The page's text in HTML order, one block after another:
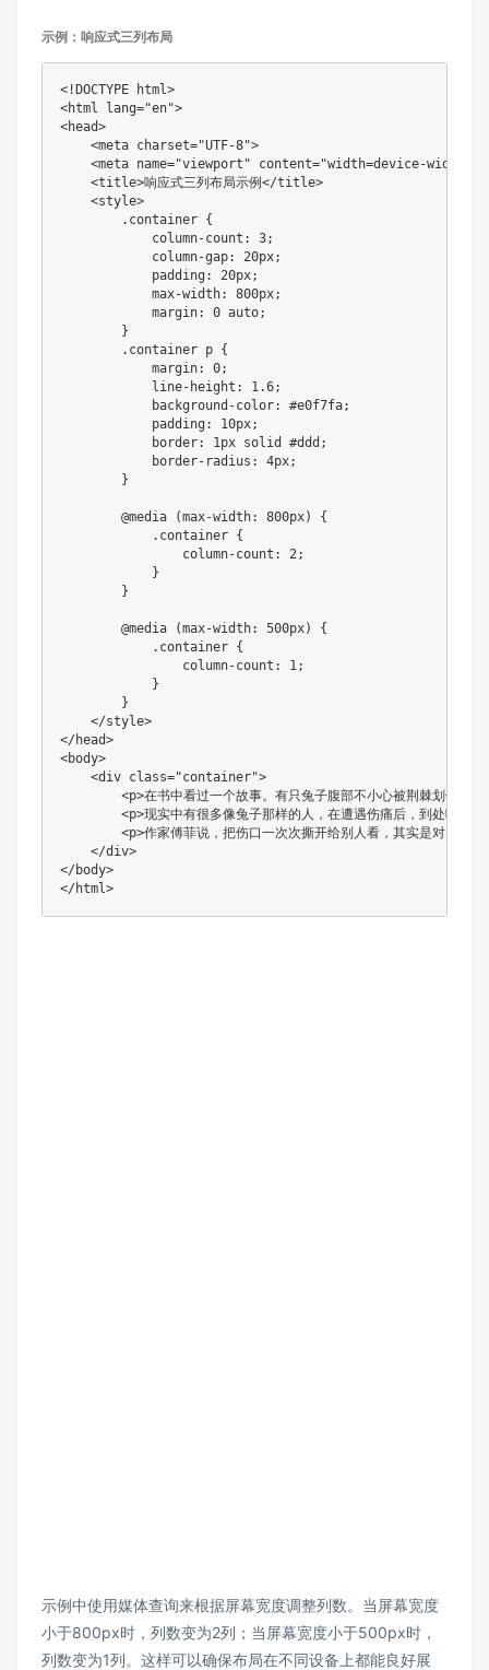
示例：响应式三列布局
<!DOCTYPE html>
<html lang="en">
<head>
    <meta charset="UTF-8">
<meta name="viewport" content="width=device-width,
    <title>响应式三列布局示例</title>
    <style>
        .container {
            column-count: 3;
            column-gap: 20px;
            padding: 20px;
            max-width: 800px;
            margin: 0 auto;
        }
        .container p {
            margin: 0;
            line-height: 1.6;
            background-color: #e0f7fa;
            padding: 10px;
            border: 1px solid #ddd;
            border-radius: 4px;
        }
        @media (max-width: 800px) {
            .container {
                column-count: 2;
            }
        }
        @media (max-width: 500px) {
            .container {
                column-count: 1;
            }
        }
    </style>
</head>
<body>
    <div class="container">
<p>在书中看过一个故事。有只兔子腹部不小心被荆棘划伤，一
<p>现实中有很多像兔子那样的人，在遭遇伤痛后，到处吆喝
<p>作家傅菲说，把伤口一次次撕开给别人看，其实是对自己
    </div>
</body>
</html>
示例中使用媒体查询来根据屏幕宽度调整列数。当屏幕宽度
小于800px时，列数变为2列；当屏幕宽度小于500px时，
列数变为1列。这样可以确保布局在不同设备上都能良好展